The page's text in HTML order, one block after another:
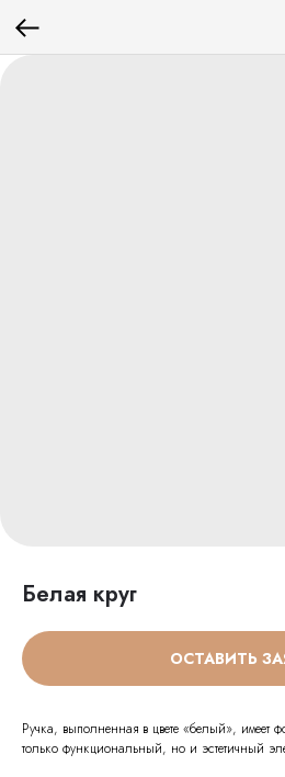
Белая круг
ОСТАВИТЬ
Ручка, выполненная в цвете «белый», имеет
только функциональный, но и эстетичный